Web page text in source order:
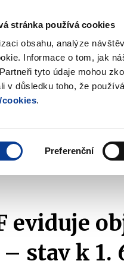
stránka používá cookies
obsahu, analýze
Informace o tom, jak
tyto údaje mohou
v důsledku toho, že
cookies.
Preferenční
dluhopisy
Důvěryhodnost
submenu
investovat
eviduje
stav k 1.